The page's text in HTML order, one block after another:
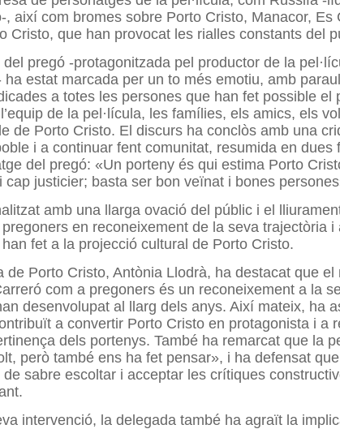
, així com bromes sobre Porto Cristo, Manacor, Es
Cristo, que han provocat les rialles constants del
pregó -protagonitzada pel productor de la
ha estat marcada per un to més emotiu, amb
a totes les persones que han fet possible el
de la pel·lícula, les famílies, els amics, els
de Porto Cristo. El discurs ha conclòs amb una
i a continuar fent comunitat, resumida en dues
del pregó: «Un porteny és qui estima Porto
cap justicier; basta ser bon veïnat i bones
amb una llarga ovació del públic i el
en reconeixement de la seva trajectòria i
fet a la projecció cultural de Porto Cristo.
de Porto Cristo, Antònia Llodrà, ha destacat que el
com a pregoners és un reconeixement a la
desenvolupat al llarg dels anys. Així mateix, ha
a convertir Porto Cristo en protagonista i a
dels portenys. També ha remarcat que la
però també ens ha fet pensar», i ha defensat
sabre escoltar i acceptar les crítiques
intervenció, la delegada també ha agraït la